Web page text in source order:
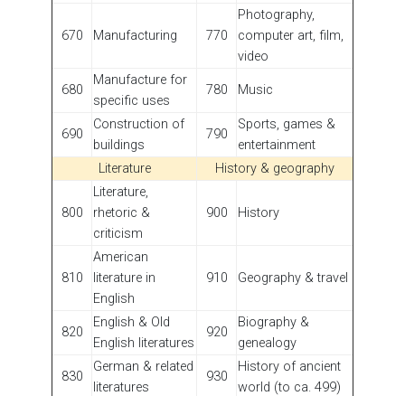
670 Manufacturing 770
Photography,
computer art, film,
video
680
Manufacture for
specific uses
780 Music
690
Construction of
buildings
790
Sports, games &
entertainment
Literature
History & geography
800
Literature,
rhetoric &
criticism
900 History
810
American
literature in
English
910 Geography & travel
820
English & Old
English literatures
920
Biography &
genealogy
830
German & related
literatures
930
History of ancient
world (to ca. 499)